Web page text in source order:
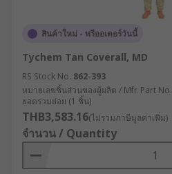
สินค้าใหม่ - พรีออเดอร์วันนี้
Tychem Tan Coverall, MD
RS Stock No. 862-393
หมายเลขชิ้นส่วนของผู้ผลิต / Mfr. Part No.
ยอดรวมย่อย (1 ชิ้น)
THB3,583.16(ไม่รวมภาษีมูลค่าเพิ่ม)
จำนวน / Quantity